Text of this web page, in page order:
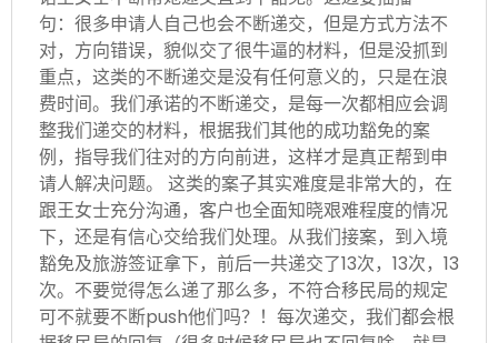
句：很多申请人自己也会不断递交，但是方式方法不
对，方向错误，貌似交了很牛逼的材料，但是没抓到
重点，这类的不断递交是没有任何意义的，只是在浪
费时间。我们承诺的不断递交，是每一次都相应会调
整我们递交的材料，根据我们其他的成功豁免的案
例，指导我们往对的方向前进，这样才是真正帮到申
请人解决问题。 这类的案子其实难度是非常大的，在
跟王女士充分沟通，客户也全面知晓艰难程度的情况
下，还是有信心交给我们处理。从我们接案，到入境
豁免及旅游签证拿下，前后一共递交了13次，13次，13
次。不要觉得怎么递了那么多，不符合移民局的规定
可不就要不断push他们吗？！每次递交，我们都会根